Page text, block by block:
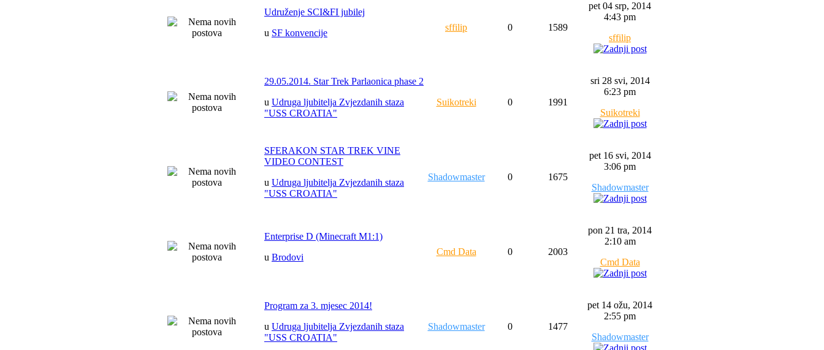
Udruženje SCI&FI jubilej
u SF konvencije
sffilip 0 1589
pet 04 srp, 2014
4:43 pm
sffilip
29.05.2014. Star Trek Parlaonica phase 2
u Udruga ljubitelja Zvjezdanih staza
"USS CROATIA"
Suikotreki 0 1991
sri 28 svi, 2014
6:23 pm
Suikotreki
SFERAKON STAR TREK VINE
VIDEO CONTEST
u Udruga ljubitelja Zvjezdanih staza
"USS CROATIA"
Shadowmaster 0 1675
pet 16 svi, 2014
3:06 pm
Shadowmaster
Enterprise D (Minecraft M1:1)
u Brodovi
Cmd Data 0 2003
pon 21 tra, 2014
2:10 am
Cmd Data
Program za 3. mjesec 2014!
u Udruga ljubitelja Zvjezdanih staza
"USS CROATIA"
Shadowmaster 0 1477
pet 14 ožu, 2014
2:55 pm
Shadowmaster